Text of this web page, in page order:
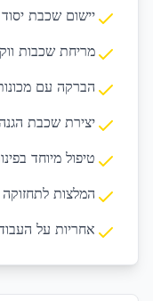
יישום שכבת
מריחת שכבות
הברקה עם
יצירת שכבת
טיפול מיוחד
המלצות לתחזוקה
אחריות על